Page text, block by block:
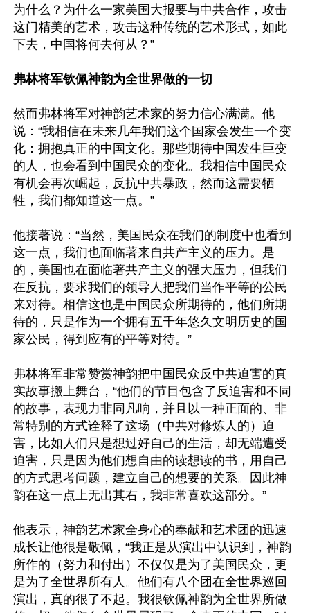
为什么？为什么一家美国大报要与中共合作，攻击
这门精美的艺术，攻击这种传统的艺术形式，如此
下去，中国将何去何从？”
弗林将军钦佩神韵为全世界做的一切
然而弗林将军对神韵艺术家的努力信心满满。他
说：“我相信在未来几年我们这个国家会发生一个变
化：拥抱真正的中国文化。那些期待中国发生巨变
的人，也会看到中国民众的变化。我相信中国民众
有机会再次崛起，反抗中共暴政，然而这需要牺
牲，我们都知道这一点。”
他接著说：“当然，美国民众在我们的制度中也看到
这一点，我们也面临著来自共产主义的压力。是
的，美国也在面临著共产主义的强大压力，但我们
在反抗，要求我们的领导人把我们当作平等的公民
来对待。相信这也是中国民众所期待的，他们所期
待的，只是作为一个拥有五千年悠久文明历史的国
家公民，得到应有的平等对待。”
弗林将军非常赞赏神韵把中国民众反中共迫害的真
实故事搬上舞台，“他们的节目包含了反迫害和不同
的故事，表现力非同凡响，并且以一种正面的、非
常特别的方式诠释了这场（中共对修炼人的）迫
害，比如人们只是想过好自己的生活，却无端遭受
迫害，只是因为他们想自由的读想读的书，用自己
的方式思考问题，建立自己的想要的关系。因此神
韵在这一点上无出其右，我非常喜欢这部分。”
他表示，神韵艺术家全身心的奉献和艺术团的迅速
成长让他很是敬佩，“我正是从演出中认识到，神韵
所作的（努力和付出）不仅仅是为了美国民众，更
是为了全世界所有人。他们有八个团在全世界巡回
演出，真的很了不起。我很钦佩神韵为全世界所做